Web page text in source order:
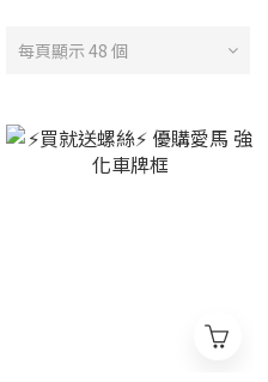
每頁顯示 48 個